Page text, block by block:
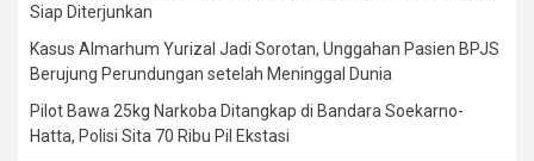
Siap Diterjunkan
Kasus Almarhum Yurizal Jadi Sorotan, Unggahan Pasien BPJS
Berujung Perundungan setelah Meninggal Dunia
Pilot Bawa 25kg Narkoba Ditangkap di Bandara Soekarno-
Hatta, Polisi Sita 70 Ribu Pil Ekstasi